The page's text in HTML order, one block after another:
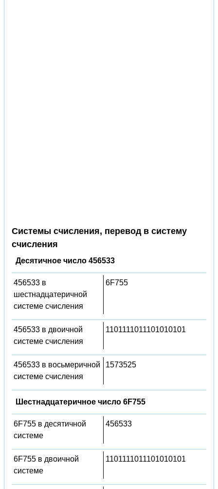
Системы счисления, перевод в систему
счисления
Десятичное число 456533
456533 в
шестнадцатеричной
системе счисления
6F755
456533 в двоичной
системе счисления
1101111011101010101
456533 в восьмеричной
системе счисления
1573525
Шестнадцатеричное число 6F755
6F755 в десятичной
системе
456533
6F755 в двоичной
системе
1101111011101010101